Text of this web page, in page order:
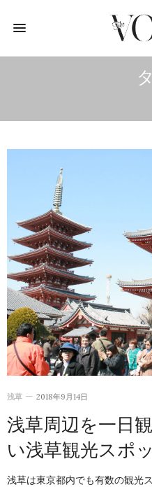
浅草 2018年9月14日
浅草周辺を一日
い浅草観光スポ
浅草は東京都内でも有数の観光